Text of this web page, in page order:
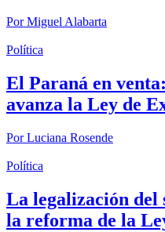
PorMiguel Alabarta
Política
El Paraná en
avanza la Ley de
PorLuciana Rosende
Política
La legalización del
la reforma de la